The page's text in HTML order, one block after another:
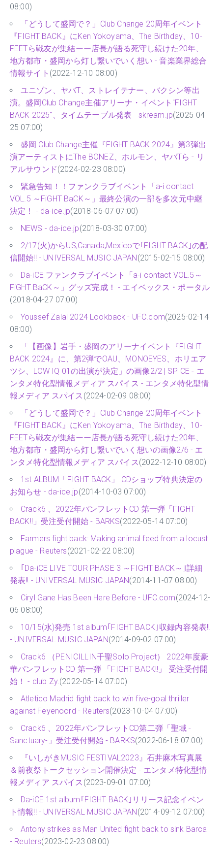
08:00)
「どうして盛岡で？」Club Change 20周年イベント
『FIGHT BACK』にKen Yokoyama、The Birthday、10-
FEETら戦友が集結ーー店長が語る死守し続けた20年、
地方都市・盛岡から灯し繋いでいく想い - 音楽業界総合
情報サイト (2022-12-10 08:00)
ユニゾン、ヤバT、ストレイテナー、バクシン等出
演。盛岡Club Change主催アリーナ・イベント"FIGHT
BACK 2025"、タイムテーブル発表 - skream.jp(2025-04-
25 07:00)
盛岡 Club Change主催『FIGHT BACK 2024』第3弾出
演アーティストにThe BONEZ、ホルモン、ヤバTら - リ
アルサウンド(2024-02-23 08:00)
緊急告知！！ファンクラブイベント「a-i contact
VOL.5 ～FiGHT BaCK～」最終公演の一部を多次元中継
決定！ - da-ice.jp(2018-06-07 07:00)
NEWS - da-ice.jp(2018-03-30 07:00)
2/17(火)からUS,Canada,Mexicoで｢FIGHT BACK｣の配
信開始!! - UNIVERSAL MUSIC JAPAN (2015-02-15 08:00)
Da-iCE ファンクラブイベント「a-i contact VOL.5～
FiGHT BaCK～」グッズ完成！ - エイベックス・ポータル
(2018-04-27 07:00)
Youssef Zalal 2024 Lookback - UFC.com(2025-02-14
08:00)
「【画像】岩手・盛岡のアリーナイベント『FIGHT
BACK 2024』に、第2弾でOAU、MONOEYES、ホリエア
ツシ、LOW IQ 01の出演が決定」の画像2/2 | SPICE - エ
ンタメ特化型情報メディア スパイス - エンタメ特化型情
報メディア スパイス (2024-02-09 08:00)
「どうして盛岡で？」Club Change 20周年イベント
『FIGHT BACK』にKen Yokoyama、The Birthday、10-
FEETら戦友が集結ーー店長が語る死守し続けた20年、
地方都市・盛岡から灯し繋いでいく想いの画像2/6 - エ
ンタメ特化型情報メディア スパイス(2022-12-10 08:00)
1st ALBUM「FIGHT BACK」 CDショップ特典決定の
お知らせ - da-ice.jp(2014-10-03 07:00)
Crack6 、2022年パンフレットCD 第一弾「FIGHT
BACK!!」受注受付開始 - BARKS(2022-05-14 07:00)
Farmers fight back: Making animal feed from a locust
plague - Reuters(2021-02-22 08:00)
｢Da-iCE LIVE TOUR PHASE 3 ～FIGHT BACK～｣詳細
発表!! - UNIVERSAL MUSIC JAPAN(2014-11-07 08:00)
Ciryl Gane Has Been Here Before - UFC.com(2024-12-
06 08:00)
10/15(水)発売 1st album｢FIGHT BACK｣収録内容発表!!
- UNIVERSAL MUSIC JAPAN(2014-09-02 07:00)
Crack6 （PENICILLIN千聖Solo Project） 2022年度豪
華パンフレットCD 第一弾 「FIGHT BACK!!」 受注受付開
始！ - club Zy.(2022-05-14 07:00)
Atletico Madrid fight back to win five-goal thriller
against Feyenoord - Reuters(2023-10-04 07:00)
Crack6 、2022年パンフレットCD第二弾「聖域 -
Sanctuary-」受注受付開始 - BARKS(2022-06-18 07:00)
『いしがきMUSIC FESTIVAL2023』石井麻木写真展
＆前夜祭トークセッション開催決定 - エンタメ特化型情
報メディア スパイス (2023-09-01 07:00)
Da-iCE 1st album｢FIGHT BACK｣リリース記念イベン
ト情報!! - UNIVERSAL MUSIC JAPAN (2014-09-12 07:00)
Antony strikes as Man United fight back to sink Barca
- Reuters(2023-02-23 08:00)